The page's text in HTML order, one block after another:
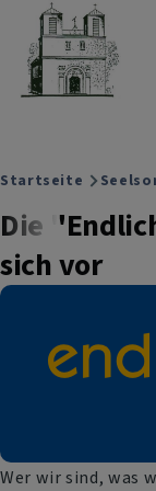
Direkt zum
Evangelisch-
Breadcrumb
Startseite
Die
sich vor
Wer wir sind, was